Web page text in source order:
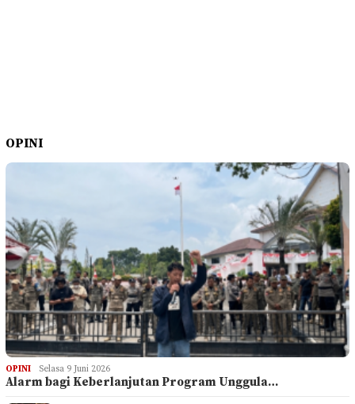
OPINI
OPINI Selasa 9 Juni 2026
Alarm bagi Keberlanjutan Program Unggula…